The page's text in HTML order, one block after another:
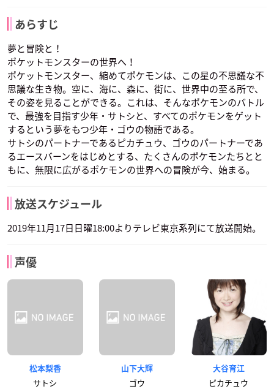
あらすじ
夢と冒険と！
ポケットモンスターの世界へ！
ポケットモンスター、縮めてポケモンは、この星の不思議な不
思議な生き物。空に、海に、森に、街に、世界中の至る所で、
その姿を見ることができる。これは、そんなポケモンのバトル
で、最強を目指す少年・サトシと、すべてのポケモンをゲット
するという夢をもつ少年・ゴウの物語である。
サトシのパートナーであるピカチュウ、ゴウのパートナーであ
るエースバーンをはじめとする、たくさんのポケモンたちとと
もに、無限に広がるポケモンの世界への冒険が今、始まる。
放送スケジュール
2019年11月17日日曜18:00よりテレビ東京系列にて放送開始。
声優
松本梨香
サトシ
山下大輝
ゴウ
大谷育江
ピカチュウ